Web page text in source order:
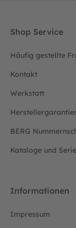
Shop Service
Häufig gestellte
Kontakt
Werkstatt
BERG
Kataloge und
Informationen
Impressum